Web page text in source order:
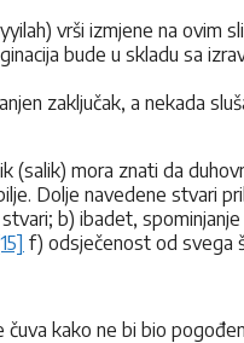
vrši izmjene na ovim
bude u skladu sa
zaključak, a nekada
mora znati da
Dolje navedene stvari
b) ibadet,
f) odsječenost od svega
kako ne bi bio